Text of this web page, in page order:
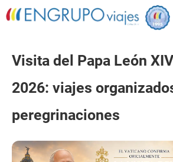
Visita del Papa León
2026: viajes
peregrinaciones